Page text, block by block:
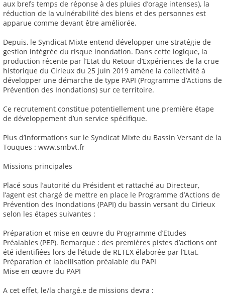
aux brefs temps de réponse à des pluies d’orage intenses), la
réduction de la vulnérabilité des biens et des personnes est
apparue comme devant être améliorée.
Depuis, le Syndicat Mixte entend développer une stratégie de
gestion intégrée du risque inondation. Dans cette logique, la
production récente par l’Etat du Retour d’Expériences de la crue
historique du Cirieux du 25 juin 2019 amène la collectivité à
développer une démarche de type PAPI (Programme d’Actions de
Prévention des Inondations) sur ce territoire.
Ce recrutement constitue potentiellement une première étape
de développement d’un service spécifique.
Plus d’informations sur le Syndicat Mixte du Bassin Versant de la
Touques : www.smbvt.fr
Missions principales
Placé sous l’autorité du Président et rattaché au Directeur,
l’agent est chargé de mettre en place le Programme d’Actions de
Prévention des Inondations (PAPI) du bassin versant du Cirieux
selon les étapes suivantes :
Préparation et mise en œuvre du Programme d’Etudes
Préalables (PEP). Remarque : des premières pistes d’actions ont
été identifiées lors de l’étude de RETEX élaborée par l’Etat.
Préparation et labellisation préalable du PAPI
Mise en œuvre du PAPI
A cet effet, le/la chargé.e de missions devra :